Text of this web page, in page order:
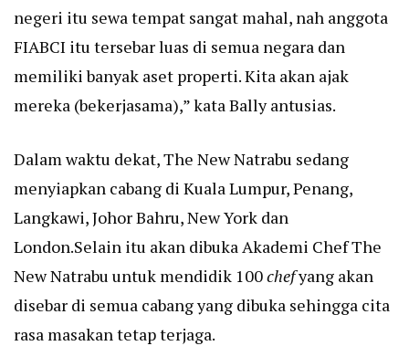
negeri itu sewa tempat sangat mahal, nah anggota
FIABCI itu tersebar luas di semua negara dan
memiliki banyak aset properti. Kita akan ajak
mereka (bekerjasama),” kata Bally antusias.
Dalam waktu dekat, The New Natrabu sedang
menyiapkan cabang di Kuala Lumpur, Penang,
Langkawi, Johor Bahru, New York dan
London.Selain itu akan dibuka Akademi Chef The
New Natrabu untuk mendidik 100chefyang akan
disebar di semua cabang yang dibuka sehingga cita
rasa masakan tetap terjaga.